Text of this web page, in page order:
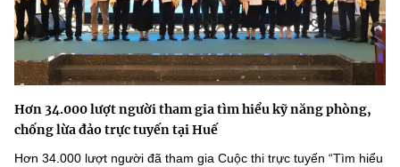
Hơn 34.000 lượt người tham gia tìm hiểu kỹ năng phòng,
chống lừa đảo trực tuyến tại Huế
Hơn 34.000 lượt người đã tham gia Cuộc thi trực tuyến “Tìm hiểu